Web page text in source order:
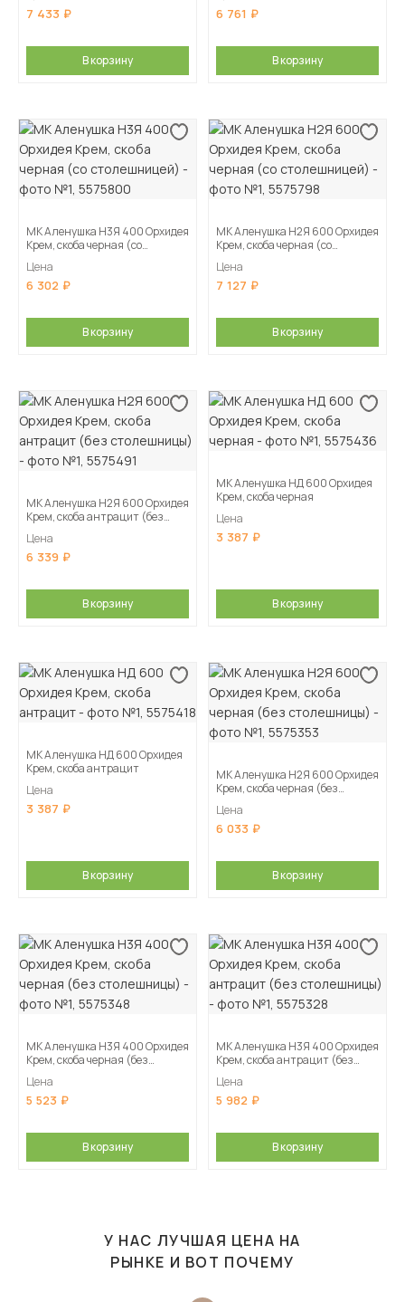
7 433
В корзину
6 761
В корзину
МК Аленушка Н3Я 400 Орхидея
Крем, скоба черная (со
Цена
6 302
В корзину
МК Аленушка Н2Я 600 Орхидея
Крем, скоба черная (со
Цена
7 127
В корзину
МК Аленушка Н2Я 600 Орхидея
Крем, скоба антрацит (без
Цена
6 339
В корзину
МК Аленушка НД 600 Орхидея
Крем, скоба черная
Цена
3 387
В корзину
МК Аленушка НД 600 Орхидея
Крем, скоба антрацит
Цена
3 387
В корзину
МК Аленушка Н2Я 600 Орхидея
Крем, скоба черная (без
Цена
6 033
В корзину
МК Аленушка Н3Я 400 Орхидея
Крем, скоба черная (без
Цена
5 523
В корзину
МК Аленушка Н3Я 400 Орхидея
Крем, скоба антрацит (без
Цена
5 982
В корзину
У НАС ЛУЧШАЯ ЦЕНА НА
РЫНКЕ И ВОТ ПОЧЕМУ